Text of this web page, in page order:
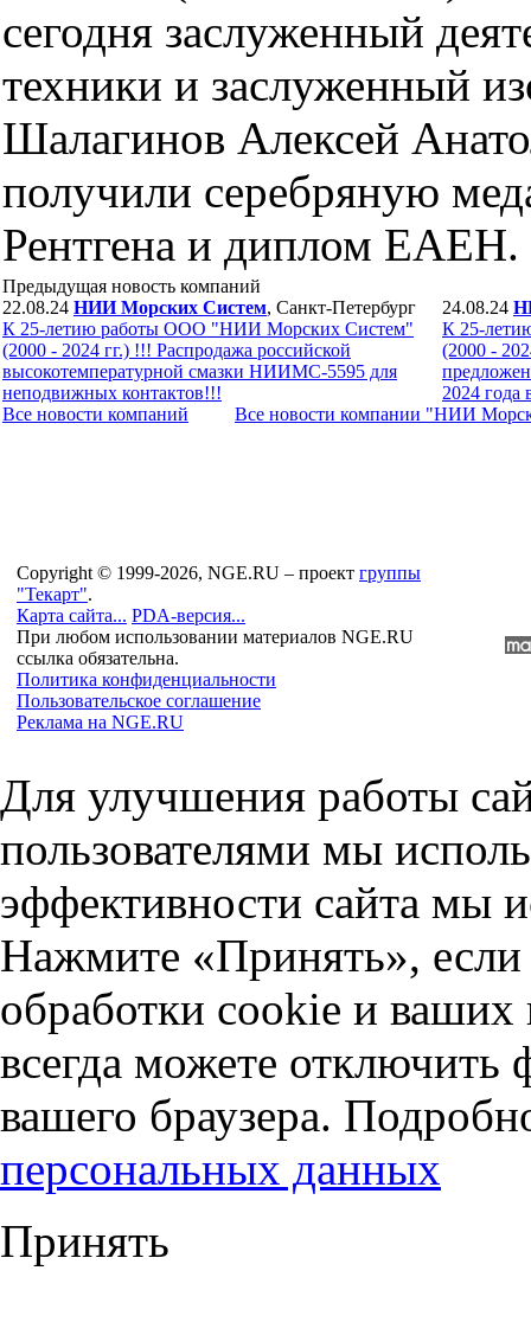
сегодня заслуженный
техники и заслуженный
Шалагинов Алексей
получили серебряную
Рентгена и диплом ЕАЕН.
Предыдущая новость компаний
22.08.24 НИИ Морских Систем, Санкт-Петербург
К 25-летию работы ООО "НИИ Морских Систем"
(2000 - 2024 гг.) !!! Распродажа российской
высокотемпературной смазки НИИМС-5595 для
неподвижных контактов!!!
24.08.24
К 25-
(2000 -
2024 года
Все новости компaний
Все новости компaнии "НИИ
Copyright © 1999-2026, NGE.RU – проект группы
"Текарт".
Карта сайта... PDA-версия...
При любом использовании материалов NGE.RU
ссылка обязательна.
Политика конфиденциальности
Пользовательское соглашение
Реклама на NGE.RU
Для улучшения работы
пользователями мы
эффективности сайта мы
Нажмите «Принять», если
обработки cookie и
всегда можете отключить
вашего браузера.
персональных данных
Принять